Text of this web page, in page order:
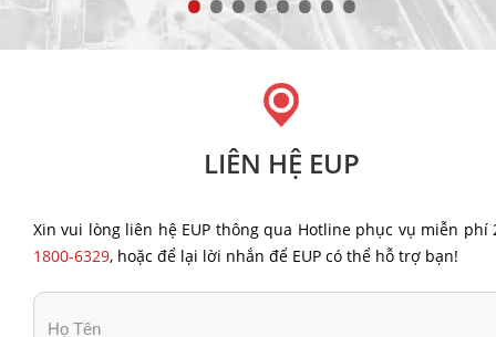
LIÊN HỆ EUP
Xin vui lòng liên hệ EUP thông qua Hotline phục vụ miễn phí
1800-6329, hoặc để lại lời nhắn để EUP có thể hỗ trợ bạn!